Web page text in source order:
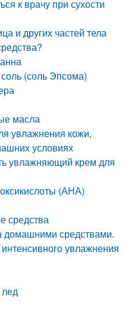
к врачу при сухости
и других частей тела
(соль Эпсома)
масла
увлажнения кожи,
условиях
увлажняющий крем для
(АНА)
средства
домашними средствами.
увлажнения